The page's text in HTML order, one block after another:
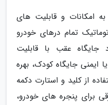
امکانات و قابلیت های
تمام درهای خودرو
عقب با قابلیت
ایمنی جایگاه کودک، بهره
از کلید و استارت دکمه
برای پنجره های خودرو،